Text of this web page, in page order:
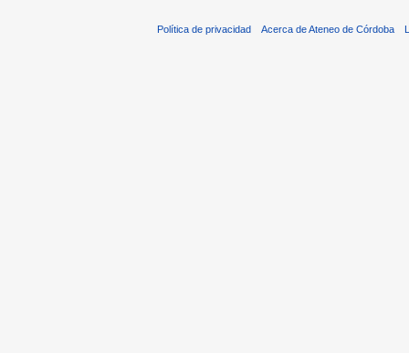
Política de privacidad Acerca de Ateneo de Córdoba